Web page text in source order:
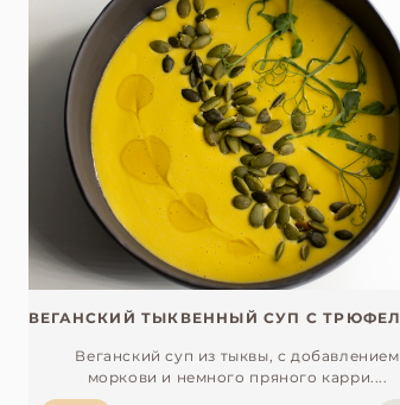
Веганский суп из тыквы, с добавлением
моркови и немного пряного карри....